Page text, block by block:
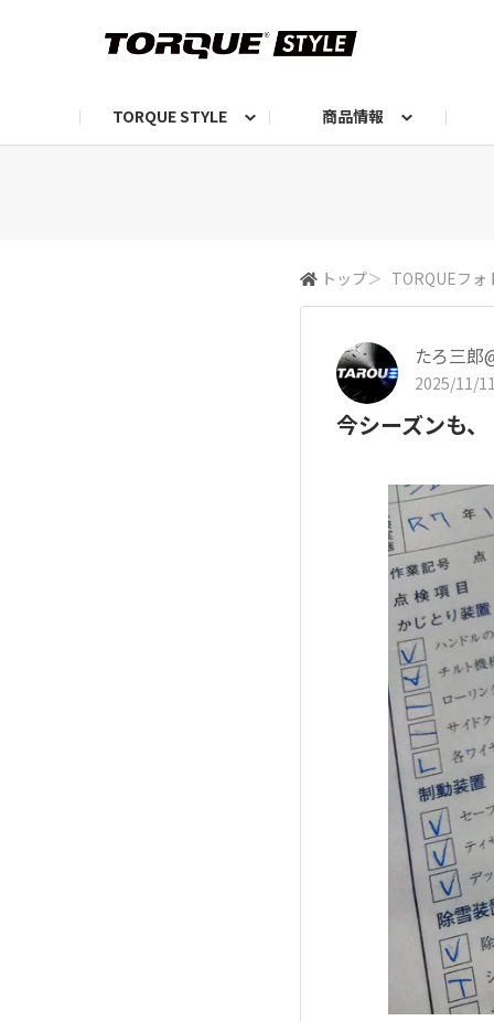
TORQUE STYLE 商品情報
トップ＞ TORQUEフォ
たろ三郎
2025/11/
今シーズンも、